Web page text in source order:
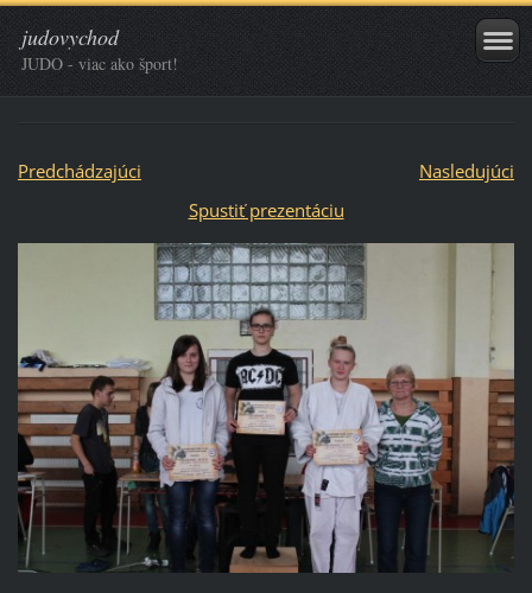
judovychod
JUDO - viac ako šport!
Predchádzajúci
Nasledujúci
Spustiť prezentáciu